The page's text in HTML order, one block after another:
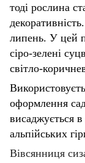
тоді рослина
липень. У цей
сіро-зелені
світло-
оформлення
висаджується
альпійських
Вівсянниця